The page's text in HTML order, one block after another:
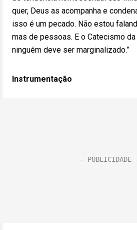
quer, Deus as acompanha e
isso é um pecado. Não estou
mas de pessoas. E o Catecismo
ninguém deve ser marginalizado.”
Instrumentação